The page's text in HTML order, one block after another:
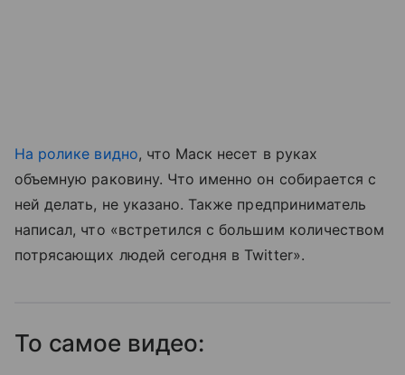
На ролике видно, что Маск несет в руках
объемную раковину. Что именно он собирается с
ней делать, не указано. Также предприниматель
написал, что «встретился с большим количеством
потрясающих людей сегодня в Twitter».
То самое видео: